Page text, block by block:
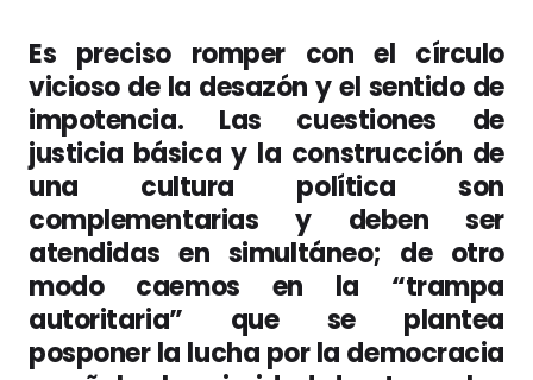
Es preciso romper con el círculo
vicioso de la desazón y el sentido de
impotencia. Las cuestiones de
justicia básica y la construcción de
una cultura política son
complementarias y deben ser
atendidas en simultáneo; de otro
modo caemos en la “trampa
autoritaria” que se plantea
posponer la lucha por la democracia